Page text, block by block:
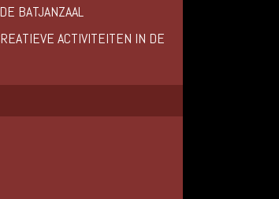
BATJANZAAL
ACTIVITEITEN IN DE